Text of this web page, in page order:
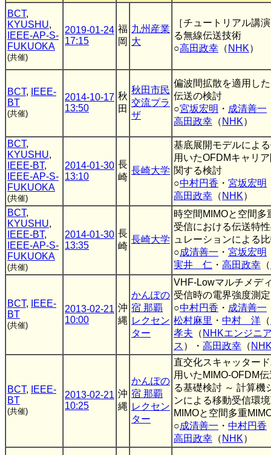
BCT,
KYUSHU,
IEEE-AP-S-
FUKUOKA
(共催)
2019-01-24
17:15
福
岡
九州産業
大
［チュートリアル講
る無線伝送技術
○高田政幸 （ NHK）
BCT,
IEEE-
BT
(共催)
2014-10-17
13:50
秋
田
秋田市民
交流プラ
ザ
偏波間拡散を適用し
伝送の検討
○宮坂宏明 ・ 成清善一
高田政幸 （ NHK）
BCT,
KYUSHU,
IEEE-BT,
IEEE-AP-S-
FUKUOKA
(共催)
2014-01-30
13:10
長
崎
長崎大学
基底展開モデルによ
用いたOFDMキャリ
関する検討
○中村円香 ・ 宮坂宏明
高田政幸 （ NHK）
BCT,
KYUSHU,
IEEE-BT,
IEEE-AP-S-
FUKUOKA
(共催)
2014-01-30
13:35
長
崎
長崎大学
時空間MIMOと空間多
受信における伝送特
ュレーションによる
○成清善一 ・ 宮坂宏明
実井 仁 ・ 高田政幸 （
BCT,
IEEE-
BT
(共催)
2013-02-21
10:00
沖
縄
かんぽの
宿 那覇
レクセン
ター
VHF-Lowマルチメデ
受信時の電界強度測定
○中村円香 ・ 成清善一
松村麻里 ・ 中村 洋 （
孝夫 （ NHKエンジニ
ス ）・ 高田政幸 （
BCT,
IEEE-
BT
(共催)
2013-02-21
10:25
沖
縄
かんぽの
宿 那覇
レクセン
ター
直交化スキャッター
用いたMIMO-OFDM
る基礎検討 ～ 計算機
ンによる移動受信環
MIMOと空間多重
○成清善一 ・ 中村円香
高田政幸 （ NHK）